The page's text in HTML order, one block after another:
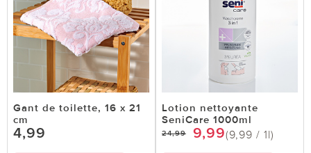
Gant de toilette, 16 x 21
cm
4,99
Lotion nettoyante
SeniCare 1000ml
24,99 9,99(9,99 / 1l)